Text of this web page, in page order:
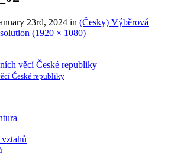
23rd, 2024 in (Česky) Výběrová
(1920 × 1080)
České republiky